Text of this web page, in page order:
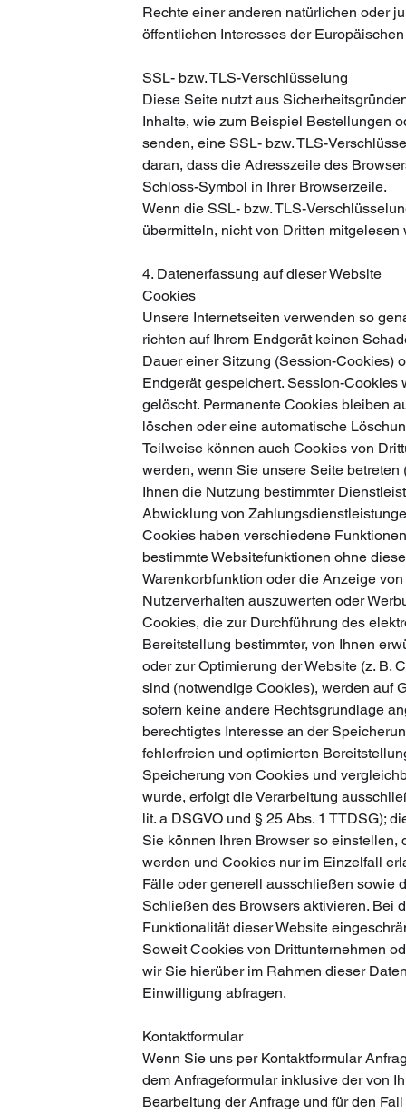
Rechte einer anderen natürlichen oder
öffentlichen Interesses der
SSL- bzw. TLS-Verschlüsselung
Diese Seite nutzt aus
Inhalte, wie zum Beispiel Bestellungen
senden, eine SSL- bzw. TLS-
daran, dass die Adresszeile des
Schloss-Symbol in Ihrer Browserzeile.
Wenn die SSL- bzw. TLS-
übermitteln, nicht von Dritten mitgelesen
4. Datenerfassung auf dieser Website
Cookies
Unsere Internetseiten verwenden so
richten auf Ihrem Endgerät keinen
Dauer einer Sitzung (Session-Cookies)
Endgerät gespeichert. Session-
gelöscht. Permanente Cookies bleiben
löschen oder eine automatische
Teilweise können auch Cookies von
werden, wenn Sie unsere Seite
Ihnen die Nutzung bestimmter
Abwicklung von
Cookies haben verschiedene
bestimmte Websitefunktionen ohne
Warenkorbfunktion oder die Anzeige
Nutzerverhalten auszuwerten oder
Cookies, die zur Durchführung des
Bereitstellung bestimmter, von Ihnen
oder zur Optimierung der Website (z. B.
sind (notwendige Cookies), werden auf
sofern keine andere Rechtsgrundlage
berechtigtes Interesse an der
fehlerfreien und optimierten
Speicherung von Cookies und
wurde, erfolgt die Verarbeitung
lit. a DSGVO und § 25 Abs. 1 TTDSG);
Sie können Ihren Browser so
werden und Cookies nur im Einzelfall
Fälle oder generell ausschließen sowie
Schließen des Browsers aktivieren. Bei
Funktionalität dieser Website
Soweit Cookies von Drittunternehmen
wir Sie hierüber im Rahmen dieser
Einwilligung abfragen.
Kontaktformular
Wenn Sie uns per Kontaktformular
dem Anfrageformular inklusive der von
Bearbeitung der Anfrage und für den